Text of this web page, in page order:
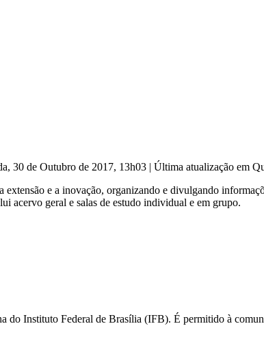
30 de Outubro de 2017, 13h03 | Última atualização em
e a inovação, organizando e divulgando
acervo geral e salas de estudo individual e em grupo.
do Instituto Federal de Brasília (IFB). É permitido à